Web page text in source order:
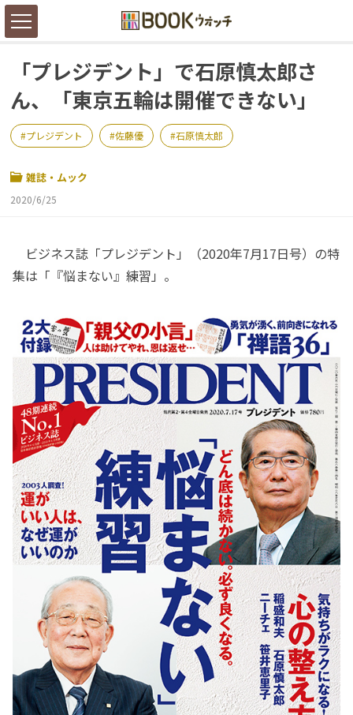
「プレジデント」で石原慎太郎さ
ん、「東京五輪は開催できない」
プレジデント 佐藤優 石原慎太郎
雑誌・ムック
2020/6/25
ビジネス誌「プレジデント」（2020年7月17日号）の特
集は「『悩まない』練習」。